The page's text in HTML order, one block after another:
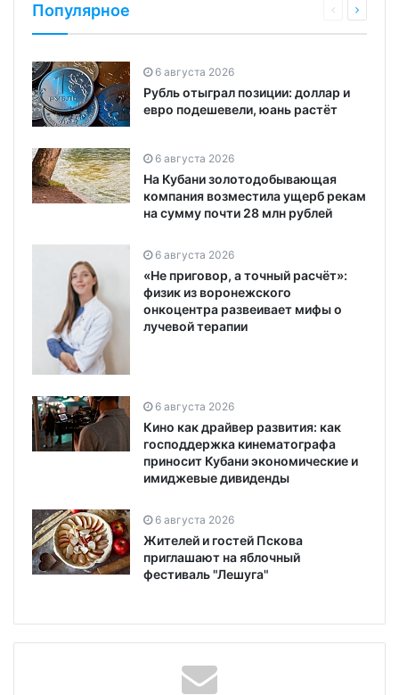
Популярное
6 августа 2026
Рубль отыграл позиции: доллар и
евро подешевели, юань растёт
6 августа 2026
На Кубани золотодобывающая
компания возместила ущерб рекам
на сумму почти 28 млн рублей
6 августа 2026
«Не приговор, а точный расчёт»:
физик из воронежского
онкоцентра развеивает мифы о
лучевой терапии
6 августа 2026
Кино как драйвер развития: как
господдержка кинематографа
приносит Кубани экономические и
имиджевые дивиденды
6 августа 2026
Жителей и гостей Пскова
приглашают на яблочный
фестиваль "Лешуга"